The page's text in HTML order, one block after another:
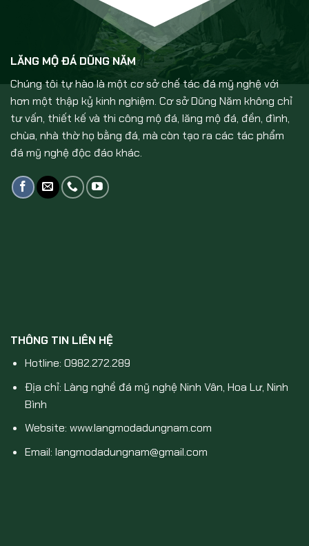
LĂNG MỘ ĐÁ DŨNG NĂM
Chúng tôi tự hào là một cơ sở chế tác đá mỹ nghệ với
hơn một thập kỷ kinh nghiệm. Cơ sở Dũng Năm không chỉ
tư vấn, thiết kế và thi công mộ đá, lăng mộ đá, đền, đình,
chùa, nhà thờ họ bằng đá, mà còn tạo ra các tác phẩm
đá mỹ nghệ độc đáo khác.
THÔNG TIN LIÊN HỆ
Hotline: 0982.272.289
Địa chỉ: Làng nghề đá mỹ nghệ Ninh Vân, Hoa Lư, Ninh
Bình
Website: www.langmodadungnam.com
Email: langmodadungnam@gmail.com